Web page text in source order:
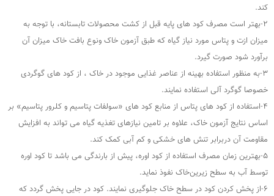
کند.
۲-بهتر است مصرف کود های پایه قبل از کشت محصولات تابستانه، با توجه به
میزان ازت و پتاس مورد نیاز گیاه که طبق آزمون خاک و‌نوع بافت خاک میزان آن
برآورد شود صورت گیرد.
۳-به منظور استفاده بهینه از عناصر غذایی موجود در خاک ، از کود های گوگردی
خصوصا گوگرد آلی استفاده نمایند.
۴-استفاده از کود های پتاس از منابع کود های «سولفات پتاسیم و کلرور پتاسیم» بر
اساس نتایج آزمون خاک، علاوه بر تامین نیازهای تغذیه گیاه می تواند به افزایش
مقاومت آن دربرابر تنش های خشکی و‌ کم آبی کمک کند.
۵-بهترین زمان مصرف استفاده از کود اوره، پیش از بارندگی می باشد تا کود اوره
توسط آب به سطح زیرین‌خاک نفوذ نماید.
۶-از پخش کردن کود در سطح خاک جلوگیری نمایند. کود در جایی پخش گردد که